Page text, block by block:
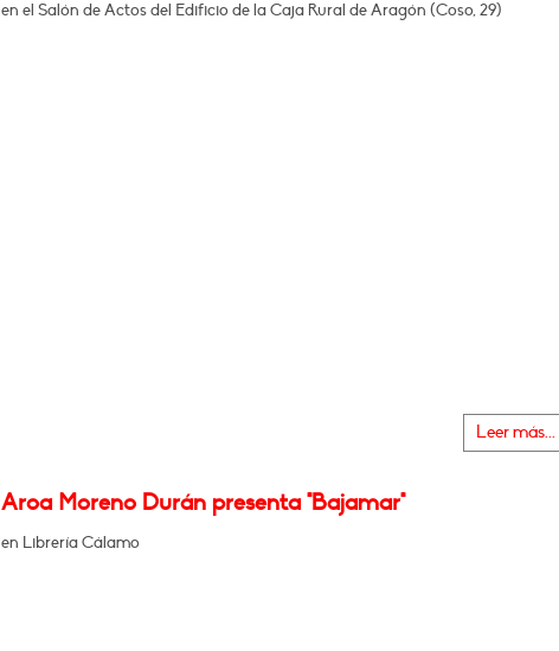
en el Salón de Actos del Edificio de la Caja Rural de Aragón (Coso, 29)
Leer más...
Aroa Moreno Durán presenta "Bajamar"
en Librería Cálamo